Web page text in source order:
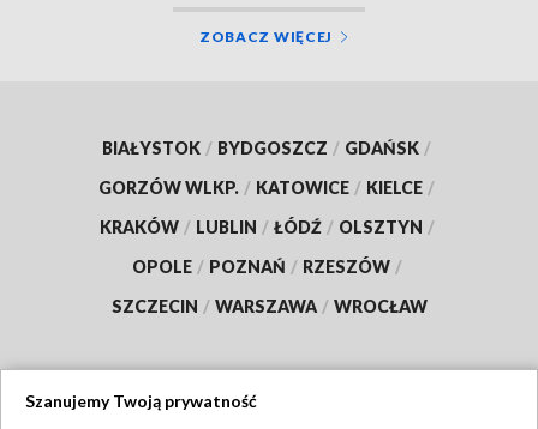
ZOBACZ WIĘCEJ
BIAŁYSTOK / BYDGOSZCZ / GDAŃSK /
GORZÓW WLKP. / KATOWICE / KIELCE /
KRAKÓW / LUBLIN / ŁÓDŹ / OLSZTYN /
OPOLE / POZNAŃ / RZESZÓW /
SZCZECIN / WARSZAWA / WROCŁAW
Szanujemy Twoją prywatność